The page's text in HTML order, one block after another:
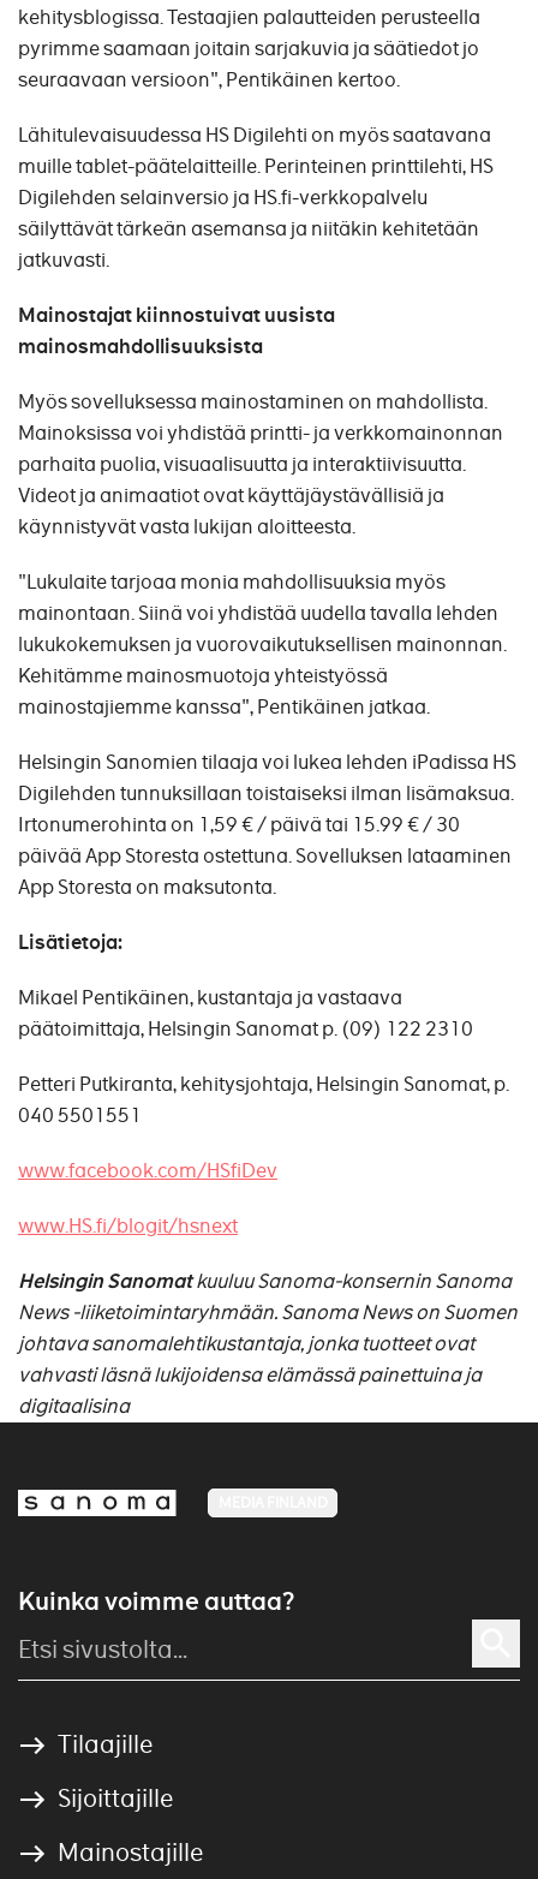
kehitysblogissa. Testaajien palautteiden perusteella
pyrimme saamaan joitain sarjakuvia ja säätiedot jo
seuraavaan versioon", Pentikäinen kertoo.
Lähitulevaisuudessa HS Digilehti on myös saatavana
muille tablet-päätelaitteille. Perinteinen printtilehti, HS
Digilehden selainversio ja HS.fi-verkkopalvelu
säilyttävät tärkeän asemansa ja niitäkin kehitetään
jatkuvasti.
Mainostajat kiinnostuivat uusista
mainosmahdollisuuksista
Myös sovelluksessa mainostaminen on mahdollista.
Mainoksissa voi yhdistää printti- ja verkkomainonnan
parhaita puolia, visuaalisuutta ja interaktiivisuutta.
Videot ja animaatiot ovat käyttäjäystävällisiä ja
käynnistyvät vasta lukijan aloitteesta.
"Lukulaite tarjoaa monia mahdollisuuksia myös
mainontaan. Siinä voi yhdistää uudella tavalla lehden
lukukokemuksen ja vuorovaikutuksellisen mainonnan.
Kehitämme mainosmuotoja yhteistyössä
mainostajiemme kanssa", Pentikäinen jatkaa.
Helsingin Sanomien tilaaja voi lukea lehden iPadissa HS
Digilehden tunnuksillaan toistaiseksi ilman lisämaksua.
Irtonumerohinta on 1,59 € / päivä tai 15.99 € / 30
päivää App Storesta ostettuna. Sovelluksen lataaminen
App Storesta on maksutonta.
Lisätietoja:
Mikael Pentikäinen, kustantaja ja vastaava
päätoimittaja, Helsingin Sanomat p. (09) 122 2310
Petteri Putkiranta, kehitysjohtaja, Helsingin Sanomat, p.
040 5501551
www.facebook.com/HSfiDev
www.HS.fi/blogit/hsnext
Helsingin Sanomatkuuluu Sanoma-konsernin Sanoma
News -liiketoimintaryhmään. Sanoma News on Suomen
johtava sanomalehtikustantaja, jonka tuotteet ovat
vahvasti läsnä lukijoidensa elämässä painettuina ja
digitaalisina
Kuinka voimme auttaa?
Tilaajille
Sijoittajille
Mainostajille